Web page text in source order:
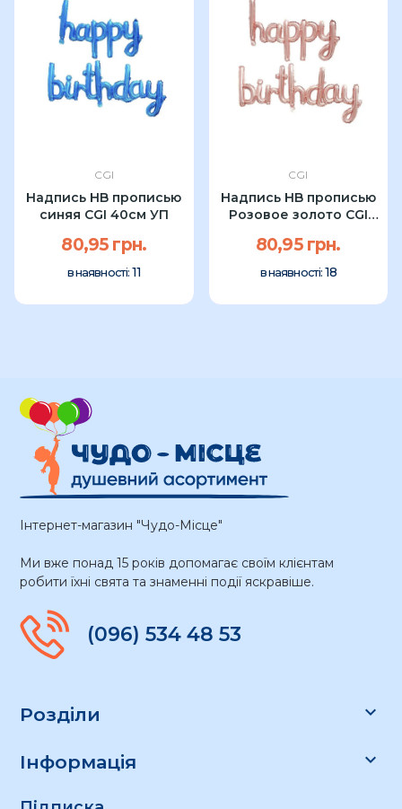
CGI
Надпись HB прописью
синяя CGI 40см УП
80,95 грн.
в наявності: 11
CGI
Надпись HB прописью
Розовое золото CGI
80,95 грн.
в наявності: 18
Інтернет-магазин "Чудо-Місце"
Ми вже понад 15 років допомагає своїм клієнтам
робити їхні свята та знаменні події яскравіше.
(096) 534 48 53
Розділи 
Інформація 